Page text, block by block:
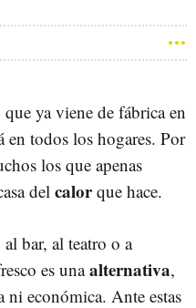
que ya viene de fábrica en
en todos los hogares. Por
los que apenas
del calorque hace.
al bar, al teatro o a
es unaalternativa,
ni económica. Ante estas